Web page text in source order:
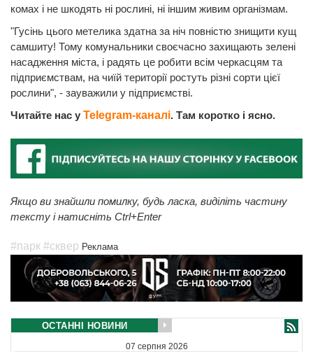
комах і не шкодять ні рослині, ні іншим живим організмам.
"Гусінь цього метелика здатна за ніч повністю знищити кущ
самшиту! Тому комунальники своєчасно захищають зелені
насадження міста, і радять це робити всім черкасцям та
підприємствам, на чиїй території ростуть різні сорти цієї
рослини", - зауважили у підприємстві.
Читайте нас у Telegram-каналі. Там коротко і ясно.
Якщо ви знайшли помилку, будь ласка, виділіть частину
тексту і натисніть Ctrl+Enter
#парк #сквер Реклама
ОСТАННІ НОВИНИ
07 серпня 2026